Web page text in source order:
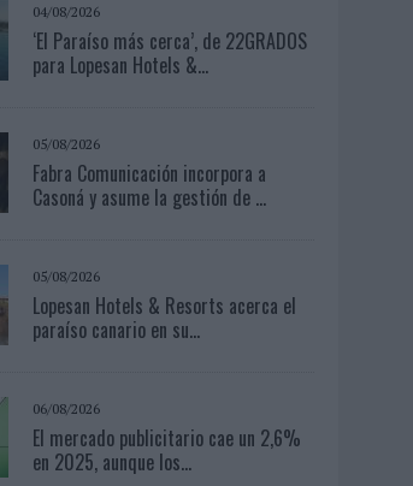
04/08/2026
‘El Paraíso más cerca’, de 22GRADOS
para Lopesan Hotels &...
05/08/2026
Fabra Comunicación incorpora a
Casoná y asume la gestión de ...
05/08/2026
Lopesan Hotels & Resorts acerca el
paraíso canario en su...
06/08/2026
El mercado publicitario cae un 2,6%
en 2025, aunque los...